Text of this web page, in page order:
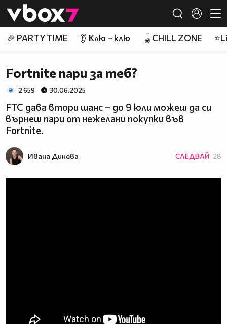
👾
🎉 PARTY TIME 👂 Клю – клю 🪀CHILL ZONE
Fortnite пари за теб?
2 659 30.06.2025
FTC дава втори шанс – до 9 юли можеш да си
върнеш пари от нежелани покупки във
Fortnite.
Ивана Динева СЛЕДВАЙ 28